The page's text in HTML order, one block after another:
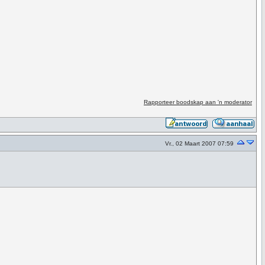
Rapporteer boodskap aan 'n moderator
Vr., 02 Maart 2007 07:59